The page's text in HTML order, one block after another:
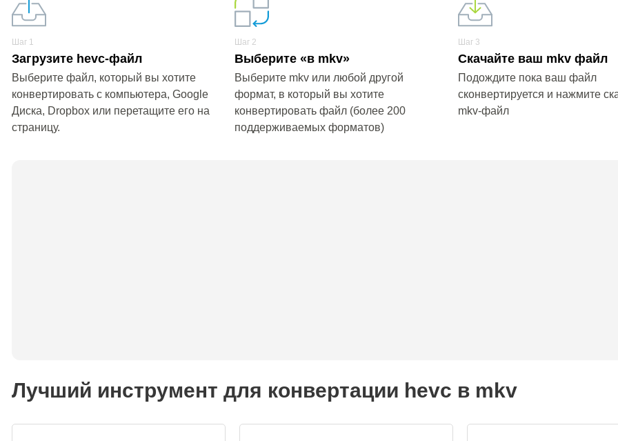
Шаг 1
Загрузите hevc-файл
Выберите файл, который вы хотите
конвертировать с компьютера, Google
Диска, Dropbox или перетащите его на
страницу.
Шаг 2
Выберите «в mkv»
Выберите mkv или любой другой
формат, в который вы хотите
конвертировать файл (более 200
поддерживаемых форматов)
Шаг 3
Скачайте ваш mkv файл
Подождите пока ваш файл
сконвертируется и нажмите
mkv-файл
Лучший инструмент для конвертации hevc в mkv